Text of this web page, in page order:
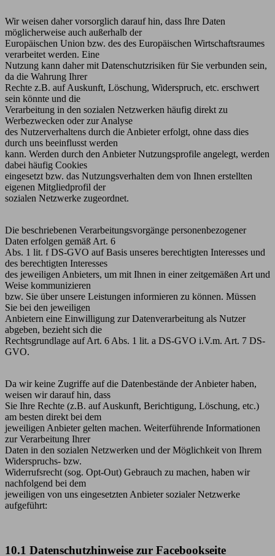
Wir weisen daher vorsorglich darauf hin, dass Ihre Daten
möglicherweise auch außerhalb der
Europäischen Union bzw. des des Europäischen Wirtschaftsraumes
verarbeitet werden. Eine
Nutzung kann daher mit Datenschutzrisiken für Sie verbunden sein,
da die Wahrung Ihrer
Rechte z.B. auf Auskunft, Löschung, Widerspruch, etc. erschwert
sein könnte und die
Verarbeitung in den sozialen Netzwerken häufig direkt zu
Werbezwecken oder zur Analyse
des Nutzerverhaltens durch die Anbieter erfolgt, ohne dass dies
durch uns beeinflusst werden
kann. Werden durch den Anbieter Nutzungsprofile angelegt, werden
dabei häufig Cookies
eingesetzt bzw. das Nutzungsverhalten dem von Ihnen erstellten
eigenen Mitgliedprofil der
sozialen Netzwerke zugeordnet.
Die beschriebenen Verarbeitungsvorgänge personenbezogener
Daten erfolgen gemäß Art. 6
Abs. 1 lit. f DS-GVO auf Basis unseres berechtigten Interesses und
des berechtigten Interesses
des jeweiligen Anbieters, um mit Ihnen in einer zeitgemäßen Art und
Weise kommunizieren
bzw. Sie über unsere Leistungen informieren zu können. Müssen
Sie bei den jeweiligen
Anbietern eine Einwilligung zur Datenverarbeitung als Nutzer
abgeben, bezieht sich die
Rechtsgrundlage auf Art. 6 Abs. 1 lit. a DS-GVO i.V.m. Art. 7 DS-
GVO.
Da wir keine Zugriffe auf die Datenbestände der Anbieter haben,
weisen wir darauf hin, dass
Sie Ihre Rechte (z.B. auf Auskunft, Berichtigung, Löschung, etc.)
am besten direkt bei dem
jeweiligen Anbieter gelten machen. Weiterführende Informationen
zur Verarbeitung Ihrer
Daten in den sozialen Netzwerken und der Möglichkeit von Ihrem
Widerspruchs- bzw.
Widerrufsrecht (sog. Opt-Out) Gebrauch zu machen, haben wir
nachfolgend bei dem
jeweiligen von uns eingesetzten Anbieter sozialer Netzwerke
aufgeführt:
10.1 Datenschutzhinweise zur Facebookseite